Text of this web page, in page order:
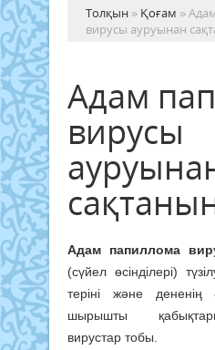
Толқын » Қоғам »
вирусы ауруынан
Адам
вирусы
Адам папиллома
(сүйел өсінділері)
теріні және дененің
шырышты
вирустар тобы.